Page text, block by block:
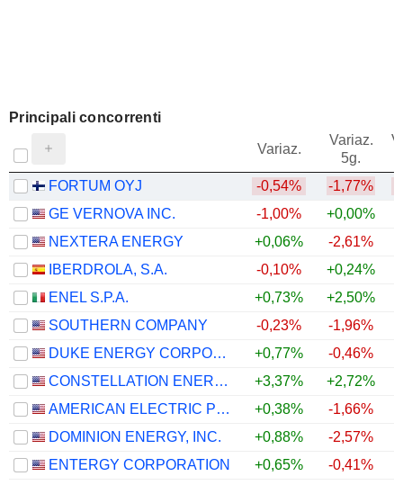
Principali concorrenti
Variaz.
Variaz.
5g.
FORTUM OYJ
-0,54% -1,77%
GE VERNOVA INC.
-1,00% +0,00%
NEXTERA ENERGY
+0,06% -2,61%
IBERDROLA, S.A.
-0,10% +0,24%
ENEL S.P.A.
+0,73% +2,50%
SOUTHERN COMPANY
-0,23% -1,96%
DUKE ENERGY CORPORATION
+0,77% -0,46%
CONSTELLATION ENERGY CORPORATION
+3,37% +2,72%
AMERICAN ELECTRIC POWER COMPANY, INC.
+0,38% -1,66%
DOMINION ENERGY, INC.
+0,88% -2,57%
ENTERGY CORPORATION
+0,65% -0,41%